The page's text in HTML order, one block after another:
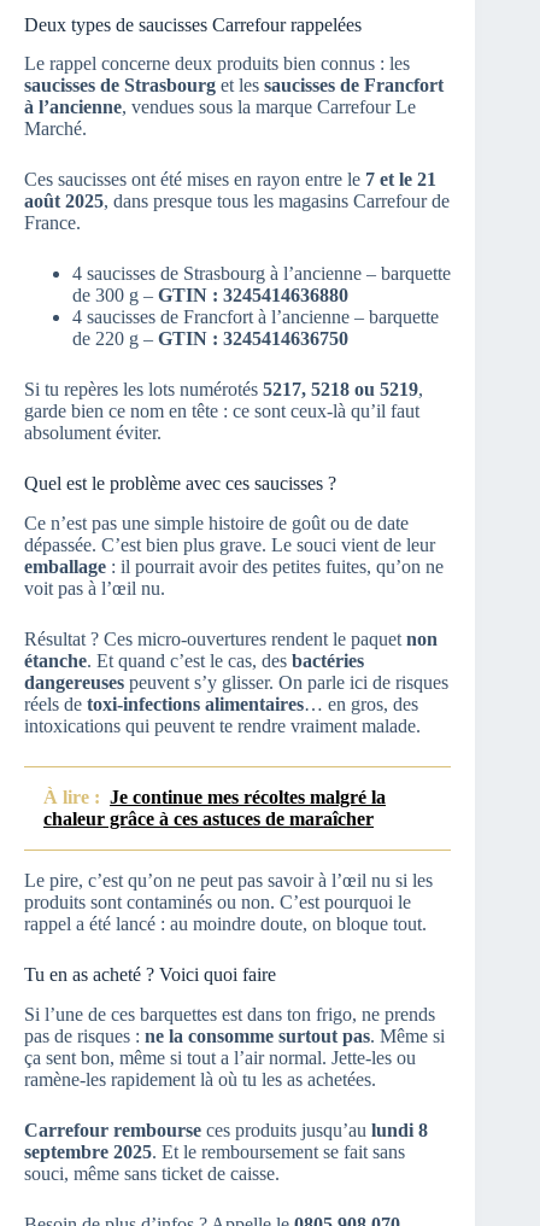
Deux types de saucisses Carrefour rappelées
Le rappel concerne deux produits bien connus : les
saucisses de Strasbourg et les saucisses de Francfort
à l’ancienne, vendues sous la marque Carrefour Le
Marché.
Ces saucisses ont été mises en rayon entre le 7 et le 21
août 2025, dans presque tous les magasins Carrefour de
France.
4 saucisses de Strasbourg à l’ancienne – barquette
de 300 g – GTIN : 3245414636880
4 saucisses de Francfort à l’ancienne – barquette
de 220 g – GTIN : 3245414636750
Si tu repères les lots numérotés 5217, 5218 ou 5219,
garde bien ce nom en tête : ce sont ceux-là qu’il faut
absolument éviter.
Quel est le problème avec ces saucisses ?
Ce n’est pas une simple histoire de goût ou de date
dépassée. C’est bien plus grave. Le souci vient de leur
emballage : il pourrait avoir des petites fuites, qu’on ne
voit pas à l’œil nu.
Résultat ? Ces micro-ouvertures rendent le paquet non
étanche. Et quand c’est le cas, des bactéries
dangereuses peuvent s’y glisser. On parle ici de risques
réels de toxi-infections alimentaires… en gros, des
intoxications qui peuvent te rendre vraiment malade.
À lire : Je continue mes récoltes malgré la
chaleur grâce à ces astuces de maraîcher
Le pire, c’est qu’on ne peut pas savoir à l’œil nu si les
produits sont contaminés ou non. C’est pourquoi le
rappel a été lancé : au moindre doute, on bloque tout.
Tu en as acheté ? Voici quoi faire
Si l’une de ces barquettes est dans ton frigo, ne prends
pas de risques : ne la consomme surtout pas. Même si
ça sent bon, même si tout a l’air normal. Jette-les ou
ramène-les rapidement là où tu les as achetées.
Carrefour rembourse ces produits jusqu’au lundi 8
septembre 2025. Et le remboursement se fait sans
souci, même sans ticket de caisse.